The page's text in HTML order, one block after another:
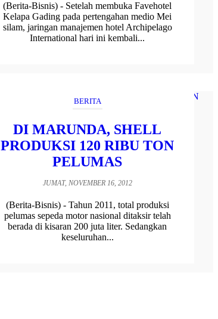
(Berita-Bisnis) - Setelah membuka Favehotel
Kelapa Gading pada pertengahan medio Mei
silam, jaringan manajemen hotel Archipelago
International hari ini kembali...
BERITA
DI MARUNDA, SHELL
PRODUKSI 120 RIBU TON
PELUMAS
JUMAT, NOVEMBER 16, 2012
(Berita-Bisnis) - Tahun 2011, total produksi
pelumas sepeda motor nasional ditaksir telah
berada di kisaran 200 juta liter. Sedangkan
keseluruhan...